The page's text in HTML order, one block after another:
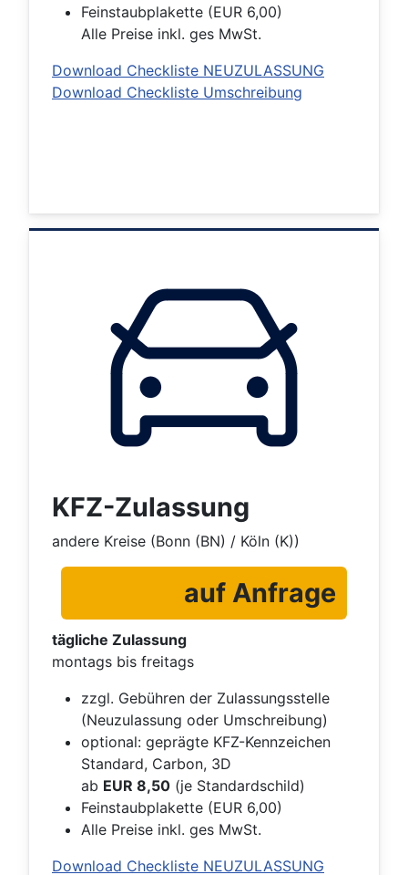
Feinstaubplakette (EUR 6,00)
Alle Preise inkl. ges MwSt.
Download Checkliste NEUZULASSUNG
Download Checkliste Umschreibung
KFZ-Zulassung
andere Kreise (Bonn (BN) / Köln (K))
auf Anfrage
tägliche Zulassung
montags bis freitags
zzgl. Gebühren der Zulassungsstelle
(Neuzulassung oder Umschreibung)
optional: geprägte KFZ-Kennzeichen
Standard, Carbon, 3D
ab EUR 8,50 (je Standardschild)
Feinstaubplakette (EUR 6,00)
Alle Preise inkl. ges MwSt.
Download Checkliste NEUZULASSUNG